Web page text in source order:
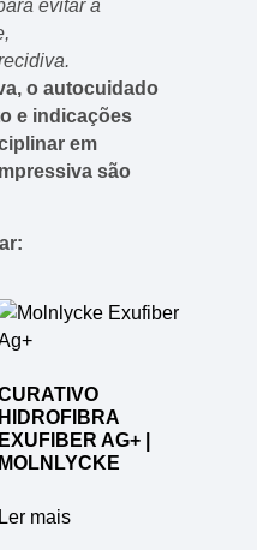
evitar a
o autocuidado
e indicações
em
são
HIDROFIBRA
EXUFIBER AG+ |
MOLNLYCKE
Ler mais